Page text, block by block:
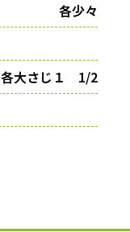
各少々
各大さじ１ 1/2